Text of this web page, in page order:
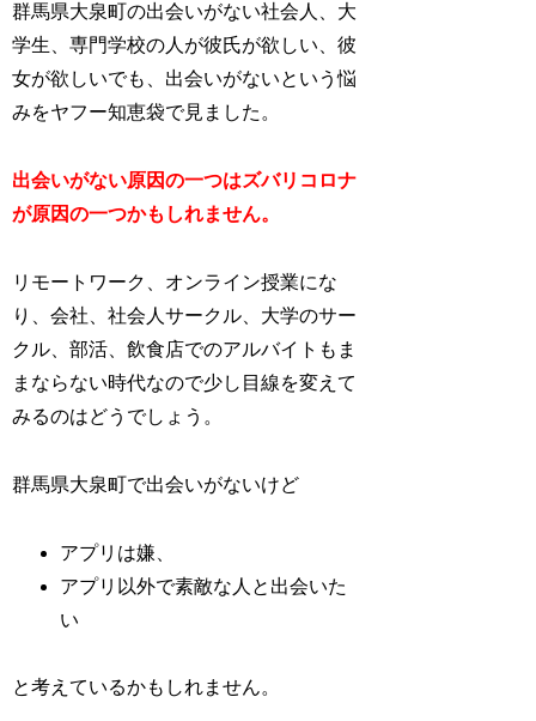
群馬県大泉町の出会いがない社会人、大
学生、専門学校の人が彼氏が欲しい、彼
女が欲しいでも、出会いがないという悩
みをヤフー知恵袋で見ました。
出会いがない原因の一つはズバリコロナ
が原因の一つかもしれません。
リモートワーク、オンライン授業にな
り、会社、社会人サークル、大学のサー
クル、部活、飲食店でのアルバイトもま
まならない時代なので少し目線を変えて
みるのはどうでしょう。
群馬県大泉町で出会いがないけど
アプリは嫌、
アプリ以外で素敵な人と出会いた
い
と考えているかもしれません。